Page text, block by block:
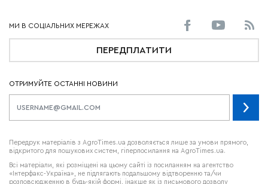
ПЕРЕДПЛАТИТИ
ОТРИМУЙТЕ ОСТАННІ НОВИНИ
Передрук матеріалів з AgroTimes.ua дозволяється лише за умови прямого,
відкритого для пошукових систем, гіперпосилання на AgroTimes.ua.
Всі матеріали, які розміщені на цьому сайті із посиланням на агентство
«Інтерфакс-Україна», не підлягають подальшому відтворенню та/чи
розповсюдженню в будь-якій формі, інакше як із письмового дозволу